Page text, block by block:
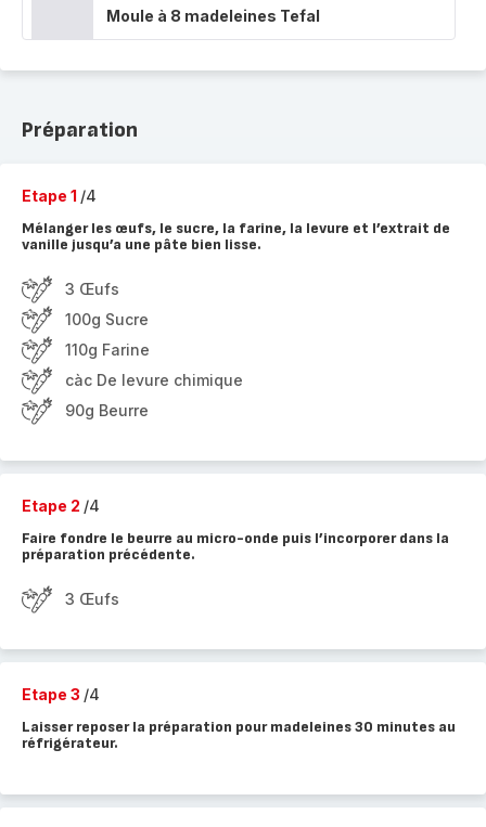
Moule à 8 madeleines Tefal
Préparation
Etape 1 /4
Mélanger les œufs, le sucre, la farine, la levure et l’extrait de
vanille jusqu’a une pâte bien lisse.
3 Œufs
100g Sucre
110g Farine
càc De levure chimique
90g Beurre
Etape 2 /4
Faire fondre le beurre au micro-onde puis l’incorporer dans la
préparation précédente.
3 Œufs
Etape 3 /4
Laisser reposer la préparation pour madeleines 30 minutes au
réfrigérateur.